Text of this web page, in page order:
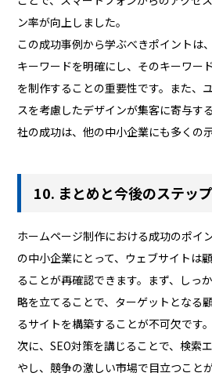
ン率が向上しました。
この成功事例から学ぶべきポイントは
キーワードを明確にし、そのキーワー
を制作することの重要性です。また、
スを考慮したデザインが集客に寄与す
社の成功は、他の中小企業にも多くの
10. まとめと今後のステップ
ホームページ制作における成功のポイ
の中小企業にとって、ウェブサイトは
ることが再確認できます。まず、しっ
略を立てることで、ターゲットとなる
るサイトを構築することが不可欠です。
次に、SEO対策を講じることで、検索
やし、競争の激しい市場で目立つこと